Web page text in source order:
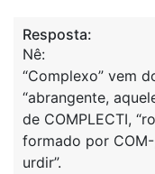
Resposta:
Nê:
“Complexo” vem
“abrangente,
de COMPLECTI,
formado por COM-,
urdir”.